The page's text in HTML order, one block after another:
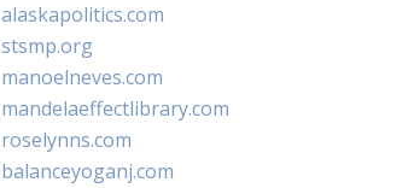
alaskapolitics.com
stsmp.org
manoelneves.com
mandelaeffectlibrary.com
roselynns.com
balanceyoganj.com